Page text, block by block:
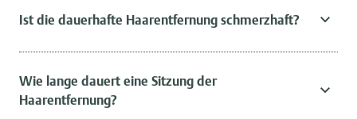
Ist die dauerhafte Haarentfernung schmerzhaft?
Wie lange dauert eine Sitzung der
Haarentfernung?